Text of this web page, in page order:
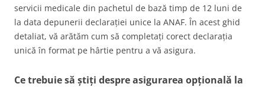
servicii medicale din pachetul de bază timp de 12 luni de
la data depunerii declarației unice la ANAF. În acest ghid
detaliat, vă arătăm cum să completați corect declarația
unică în format pe hârtie pentru a vă asigura.
Ce trebuie să știți despre asigurarea opțională la